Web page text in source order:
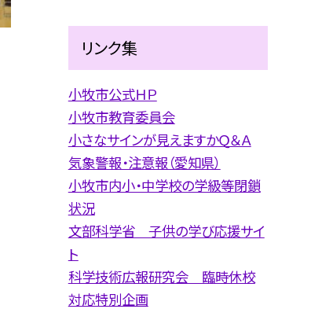
リンク集
小牧市公式ＨＰ
小牧市教育委員会
小さなサインが見えますかＱ＆Ａ
気象警報・注意報（愛知県）
小牧市内小・中学校の学級等閉鎖
状況
文部科学省 子供の学び応援サイ
ト
科学技術広報研究会 臨時休校
対応特別企画